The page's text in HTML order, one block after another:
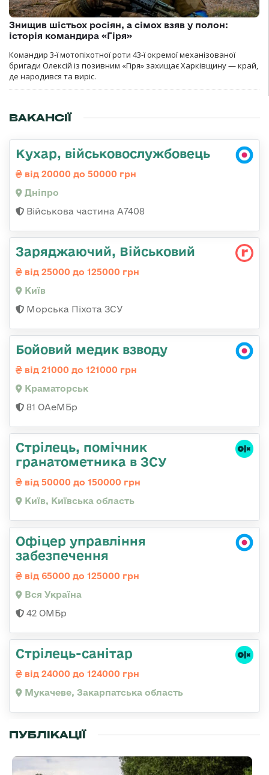
Знищив шістьох росіян, а сімох взяв у полон:
історія командира «Гіря»
Командир 3-ї мотопіхотної роти 43-ї окремої механізованої
бригади Олексій із позивним «Гіря» захищає Харківщину — край,
де народився та виріс.
ВАКАНСІЇ
Кухар, військовослужбовець
від 20000 до 50000 грн
Дніпро
Військова частина А7408
Заряджаючий, Військовий
від 25000 до 125000 грн
Київ
Морська Піхота ЗСУ
Бойовий медик взводу
від 21000 до 121000 грн
Краматорськ
81 ОАеМБр
Стрілець, помічник
гранатометника в ЗСУ
від 50000 до 150000 грн
Київ, Київська область
Офіцер управління
забезпечення
від 65000 до 125000 грн
Вся Україна
42 ОМБр
Стрілець-санітар
від 24000 до 124000 грн
Мукачеве, Закарпатська область
ПУБЛІКАЦІЇ